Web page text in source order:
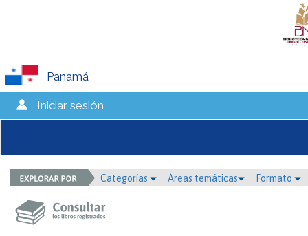
Panamá
Iniciar sesión
Categorías Áreas temáticas Formato